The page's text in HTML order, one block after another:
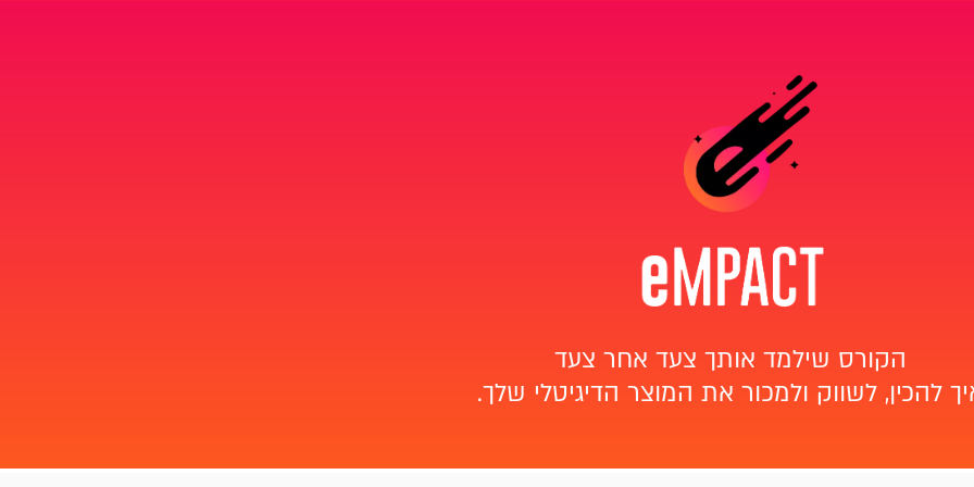
הקורס שילמד אותך צעד אחר צעד
להכין, לשווק ולמכור את המוצר הדיגיטלי שלך.